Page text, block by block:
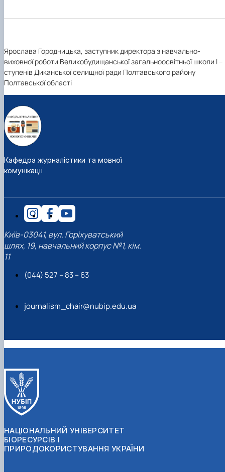
Ярослава Городницька, заступник директора з навчально-
виховної роботи Великобудищанської загальноосвітньої школи І –
ступенів Диканської селищної ради Полтавського району
Полтавської області
Кафедра журналістики та мовної
комунікації
Київ-03041, вул. Горіхуватський
шлях, 19, навчальний корпус №1, кім.
11
(044) 527 – 83 – 63
journalism_chair@nubip.edu.ua
НАЦІОНАЛЬНИЙ УНІВЕРСИТЕТ
БІОРЕСУРСІВ І
ПРИРОДОКОРИСТУВАННЯ УКРАЇНИ